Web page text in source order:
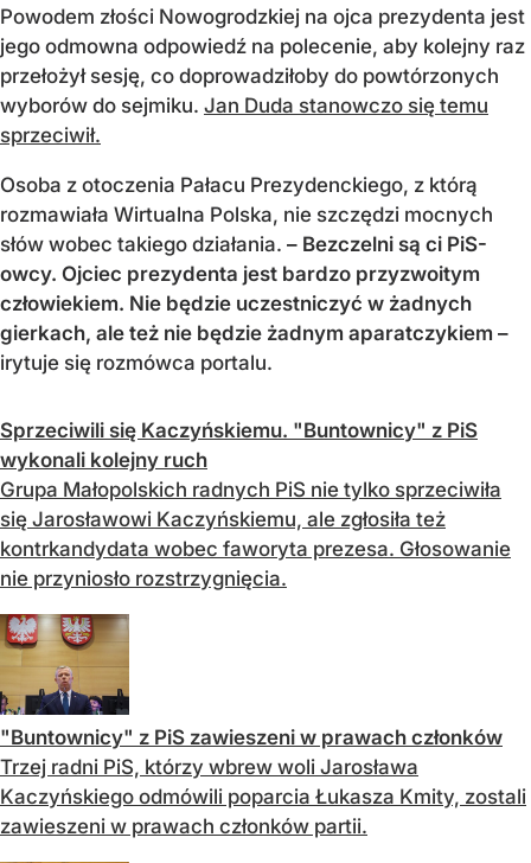
Powodem złości Nowogrodzkiej na ojca prezydenta jest
jego odmowna odpowiedź na polecenie, aby kolejny raz
przełożył sesję, co doprowadziłoby do powtórzonych
wyborów do sejmiku. Jan Duda stanowczo się temu
sprzeciwił.
Osoba z otoczenia Pałacu Prezydenckiego, z którą
rozmawiała Wirtualna Polska, nie szczędzi mocnych
słów wobec takiego działania. – Bezczelni są ci PiS-
owcy. Ojciec prezydenta jest bardzo przyzwoitym
człowiekiem. Nie będzie uczestniczyć w żadnych
gierkach, ale też nie będzie żadnym aparatczykiem –
irytuje się rozmówca portalu.
Sprzeciwili się Kaczyńskiemu. "Buntownicy" z PiS
wykonali kolejny ruch
Grupa Małopolskich radnych PiS nie tylko sprzeciwiła
się Jarosławowi Kaczyńskiemu, ale zgłosiła też
kontrkandydata wobec faworyta prezesa. Głosowanie
nie przyniosło rozstrzygnięcia.
"Buntownicy" z PiS zawieszeni w prawach członków
Trzej radni PiS, którzy wbrew woli Jarosława
Kaczyńskiego odmówili poparcia Łukasza Kmity, zostali
zawieszeni w prawach członków partii.